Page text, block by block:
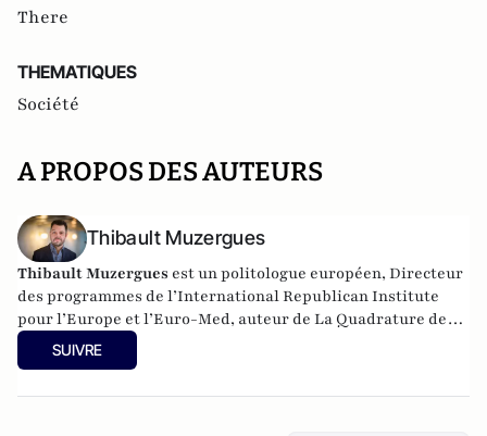
There
THEMATIQUES
Société
A PROPOS DES AUTEURS
Thibault Muzergues
Thibault Muzergues est un politologue européen, Directeur
des programmes de l’International Republican Institute
pour l’Europe et l’Euro-Med, auteur de La Quadrature des
classes (2018, Marque belge)
Bataille
(2021, Le Bord de l'Eau).
SUIVRE